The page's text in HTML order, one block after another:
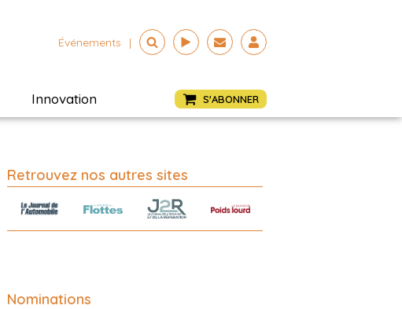
Événements |
Innovation S'ABONNER
Retrouvez nos autres sites
Nominations